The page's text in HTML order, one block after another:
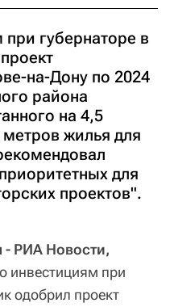
губернаторе в
на-Дону по 2024
района
на 4,5
жилья для
для
проектов".
РИА Новости,
инвестициям при
одобрил проект